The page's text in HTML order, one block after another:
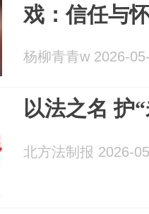
戏：信任与
杨柳青青w 2026-
以法之名 护
北方法制报 2026-